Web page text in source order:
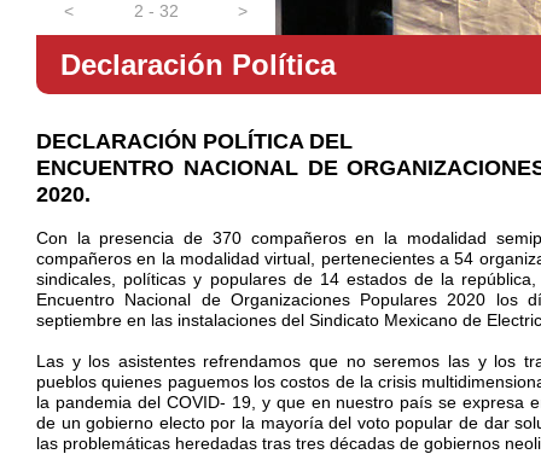
2 - 32
< >
Declaración Política
DECLARACIÓN POLÍTICA DEL
ENCUENTRO NACIONAL DE
2020.
Con la presencia de 370 compañeros en la modalidad
compañeros en la modalidad virtual, pertenecientes a 54
sindicales, políticas y populares de 14 estados de la
Encuentro Nacional de Organizaciones Populares 2020 los
septiembre en las instalaciones del Sindicato Mexicano de
Las y los asistentes refrendamos que no seremos las y los
pueblos quienes paguemos los costos de la crisis
la pandemia del COVID- 19, y que en nuestro país se expresa
de un gobierno electo por la mayoría del voto popular de dar
las problemáticas heredadas tras tres décadas de gobiernos